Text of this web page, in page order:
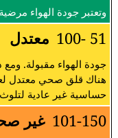
وتعتبر جودة الهواء
51 -100 معتدل
جودة الهواء مقبولة.
هناك قلق صحي معتدل
حساسية غير عادية لتلوث
101-150 غير